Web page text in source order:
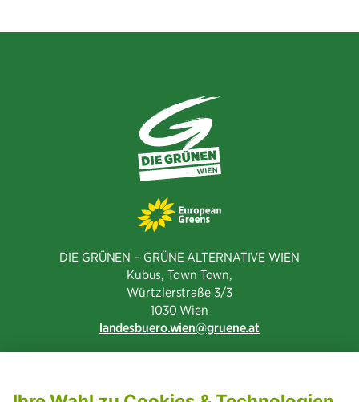
DIE GRÜNEN – GRÜNE ALTERNATIVE WIEN
Kubus, Town Town,
Würtzlerstraße 3/3​
1030 Wien
landesbuero.wien
gruene.at